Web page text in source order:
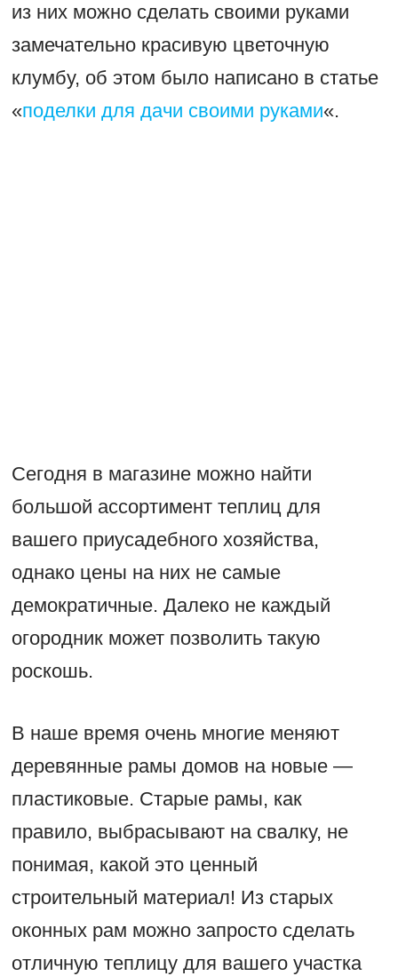
из них можно сделать своими руками
замечательно красивую цветочную
клумбу, об этом было написано в статье
«поделки для дачи своими руками«.
Сегодня в магазине можно найти
большой ассортимент теплиц для
вашего приусадебного хозяйства,
однако цены на них не самые
демократичные. Далеко не каждый
огородник может позволить такую
роскошь.
В наше время очень многие меняют
деревянные рамы домов на новые —
пластиковые. Старые рамы, как
правило, выбрасывают на свалку, не
понимая, какой это ценный
строительный материал! Из старых
оконных рам можно запросто сделать
отличную теплицу для вашего участка